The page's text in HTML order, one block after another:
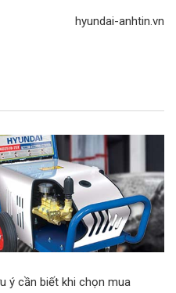
hyundai-anhtin.vn
ý cần biết khi chọn mua